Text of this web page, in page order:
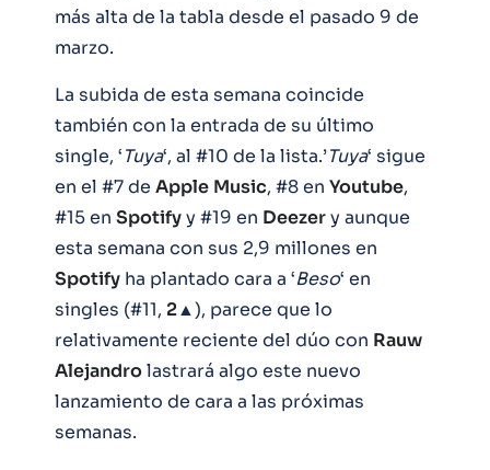
más alta de la tabla desde el pasado 9 de
marzo.
La subida de esta semana coincide
también con la entrada de su último
single, ‘Tuya‘, al #10 de la lista.’Tuya‘ sigue
en el #7 de Apple Music, #8 en Youtube,
#15 en Spotifyy #19 en Deezery aunque
esta semana con sus 2,9 millones en
Spotify ha plantado cara a ‘Beso‘ en
singles (#11, 2▲), parece que lo
relativamente reciente del dúo con Rauw
Alejandrolastrará algo este nuevo
lanzamiento de cara a las próximas
semanas.